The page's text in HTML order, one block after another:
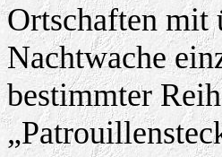
Ortschaften mit
Nachtwache
bestimmter